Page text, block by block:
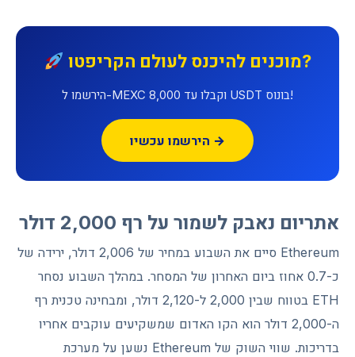
מוכנים להיכנס לעולם הקריפטו?
הירשמו ל-MEXC וקבלו עד 8,000 USDT בונוס!
הירשמו עכשיו →
אתריום נאבק לשמור על רף 2,000 דולר
Ethereum סיים את השבוע במחיר של 2,006 דולר, ירידה של
כ-0.7 אחוז ביום האחרון של המסחר. במהלך השבוע נסחר
ETH בטווח שבין 2,000 ל-2,120 דולר, ומבחינה טכנית רף
ה-2,000 דולר הוא הקו האדום שמשקיעים עוקבים אחריו
בדריכות. שווי השוק של Ethereum נשען על מערכת